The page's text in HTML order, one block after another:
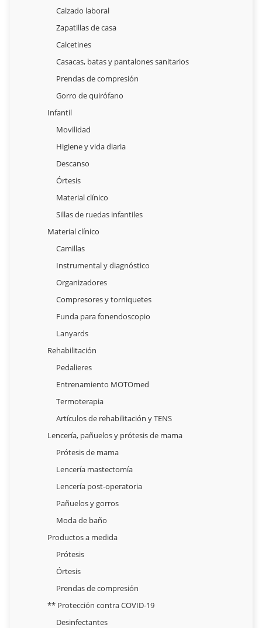
Calzado laboral
Zapatillas de casa
Calcetines
Casacas, batas y pantalones sanitarios
Prendas de compresión
Gorro de quirófano
Infantil
Movilidad
Higiene y vida diaria
Descanso
Órtesis
Material clínico
Sillas de ruedas infantiles
Material clínico
Camillas
Instrumental y diagnóstico
Organizadores
Compresores y torniquetes
Funda para fonendoscopio
Lanyards
Rehabilitación
Pedalieres
Entrenamiento MOTOmed
Termoterapia
Artículos de rehabilitación y TENS
Lencería, pañuelos y prótesis de mama
Prótesis de mama
Lencería mastectomía
Lencería post-operatoria
Pañuelos y gorros
Moda de baño
Productos a medida
Prótesis
Órtesis
Prendas de compresión
** Protección contra COVID-19
Desinfectantes